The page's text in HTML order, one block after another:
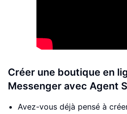
Créer une boutique en
Messenger avec Agent
Avez-vous déjà pensé à